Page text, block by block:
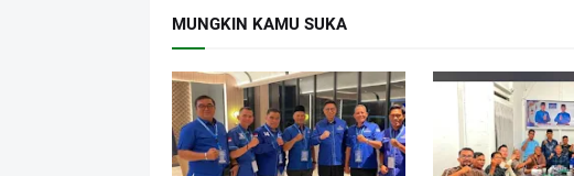
MUNGKIN KAMU SUKA